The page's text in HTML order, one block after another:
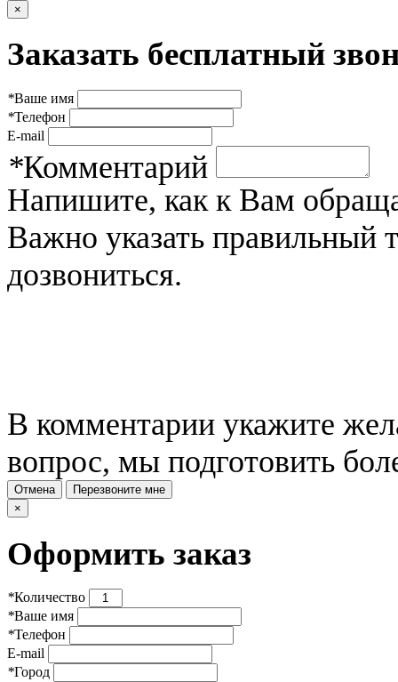
×
Заказать бесплатный
*Ваше имя
*Телефон
E-mail
*Комментарий
Напишите, как к Вам
Важно указать
дозвониться.
В комментарии укажите
вопрос, мы подготовить
Отмена
Перезвоните мне
×
Оформить заказ
*Количество
*Ваше имя
*Телефон
E-mail
*Город